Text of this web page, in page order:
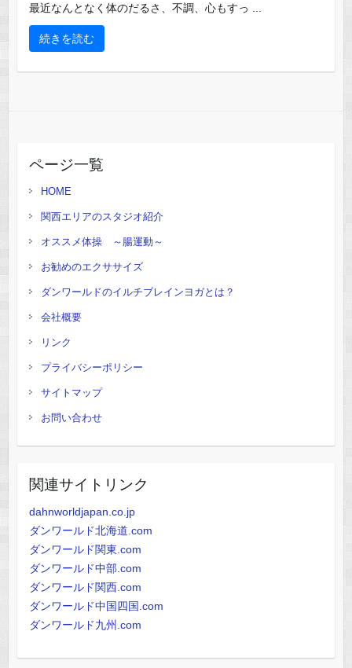
最近なんとなく体のだるさ、不調、心もすっ ...
続きを読む
ページ一覧
HOME
関西エリアのスタジオ紹介
オススメ体操 ～腸運動～
お勧めのエクササイズ
ダンワールドのイルチブレインヨガとは？
会社概要
リンク
プライバシーポリシー
サイトマップ
お問い合わせ
関連サイトリンク
dahnworldjapan.co.jp
ダンワールド北海道.com
ダンワールド関東.com
ダンワールド中部.com
ダンワールド関西.com
ダンワールド中国四国.com
ダンワールド九州.com